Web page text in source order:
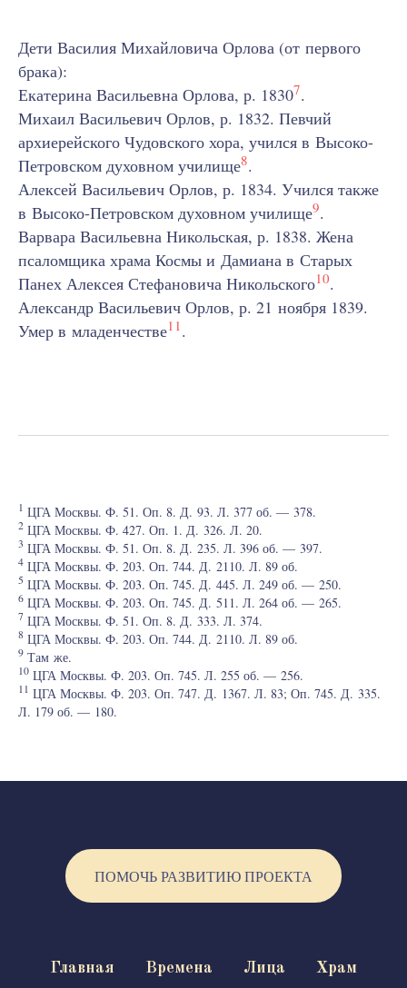
Дети Василия Михайловича Орлова (от первого
брака):
Екатерина Васильевна Орлова, р. 18307.
Михаил Васильевич Орлов, р. 1832. Певчий
архиерейского Чудовского хора, учился в Высоко-
Петровском духовном училище8.
Алексей Васильевич Орлов, р. 1834. Учился также
в Высоко-Петровском духовном училище9.
Варвара Васильевна Никольская, р. 1838. Жена
псаломщика храма Космы и Дамиана в Старых
Панех Алексея Стефановича Никольского10.
Александр Васильевич Орлов, р. 21 ноября 1839.
Умер в младенчестве11 .
1 ЦГА Москвы. Ф. 51. Оп. 8. Д. 93. Л. 377 об. — 378.
2 ЦГА Москвы. Ф. 427. Оп. 1. Д. 326. Л. 20.
3 ЦГА Москвы. Ф. 51. Оп. 8. Д. 235. Л. 396 об. — 397.
4 ЦГА Москвы. Ф. 203. Оп. 744. Д. 2110. Л. 89 об.
5 ЦГА Москвы. Ф. 203. Оп. 745. Д. 445. Л. 249 об. — 250.
6 ЦГА Москвы. Ф. 203. Оп. 745. Д. 511. Л. 264 об. — 265.
7 ЦГА Москвы. Ф. 51. Оп. 8. Д. 333. Л. 374.
8 ЦГА Москвы. Ф. 203. Оп. 744. Д. 2110. Л. 89 об.
9 Там же.
10 ЦГА Москвы. Ф. 203. Оп. 745. Л. 255 об. — 256.
11 ЦГА Москвы. Ф. 203. Оп. 747. Д. 1367. Л. 83; Оп. 745. Д. 335.
Л. 179 об. — 180.
ПОМОЧЬ РАЗВИТИЮ ПРОЕКТА
Главная Времена Лица Храм